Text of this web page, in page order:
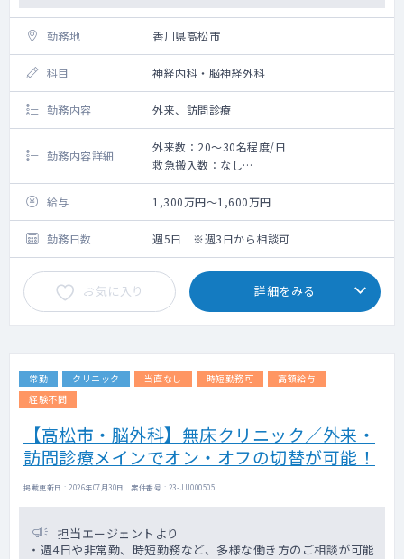
勤務地 香川県高松市
科目 神経内科・脳神経外科
勤務内容 外来、訪問診療
勤務内容詳細
外来数：20～30名程度/日
救急搬入数：なし
施設の在宅訪問診療が中心となります。
また、週1コマほど、認知症・物忘れ外来をお
願いいたします。
基本的に、院長との2診体制となります。
給与 1,300万円～1,600万円
勤務日数 週5日 ※週3日から相談可
お気に入り 詳細をみる
常勤 クリニック 当直なし 時短勤務可
高額給与
経験不問
【高松市・脳外科】無床クリニック／外来・
訪問診療メインでオン・オフの切替が可能！
掲載更新日 : 2026年07月30日 案件番号 : 23-JU000505
担当エージェントより
・週4日や非常勤、時短勤務など、多様な働き方のご相談が可能